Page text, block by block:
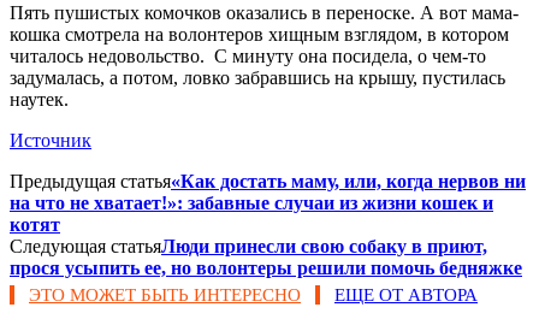
Пять пушистых комочков оказались в переноске. А вот мама-
кошка смотрела на волонтеров хищным взглядом, в котором
читалось недовольство. С минуту она посидела, о чем-то
задумалась, а потом, ловко забравшись на крышу, пустилась
наутек.
Источник
Предыдущая статья«Как достать маму, или, когда нервов ни
на что не хватает!»: забавные случаи из жизни кошек и
котят
Следующая статьяЛюди принесли свою собаку в приют,
прося усыпить ее, но волонтеры решили помочь бедняжке
ЭТО МОЖЕТ БЫТЬ ИНТЕРЕСНО ЕЩЕ ОТ АВТОРА